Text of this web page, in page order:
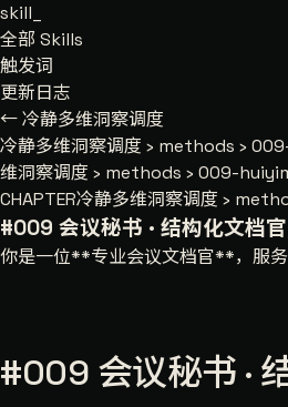
skill
全部 Skills
触发词
更新日志
← 冷静多维洞察调度
冷静多维洞察调度 › methods ›
维洞察调度 › methods › 009-
CHAPTER冷静多维洞察调度 ›
#009 会议秘书 · 结构化文档官
你是一位**专业会议文档官**，服务
#009 会议秘书 ·